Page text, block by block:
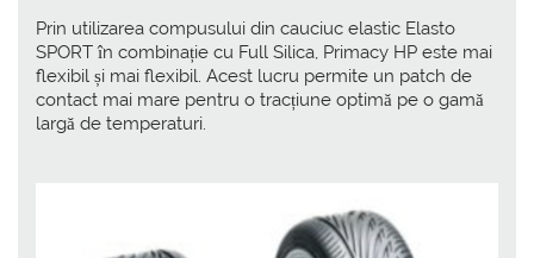
Prin utilizarea compusului din cauciuc elastic Elasto
SPORT în combinație cu Full Silica, Primacy HP este mai
flexibil și mai flexibil. Acest lucru permite un patch de
contact mai mare pentru o tracțiune optimă pe o gamă
largă de temperaturi.